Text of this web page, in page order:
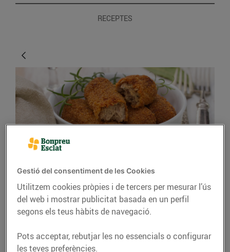
RECEPTES
CONSELLS I HÀBITS SALUDABLES
Idees per aprofitar les
sobres de Nadal
Gestió del consentiment de les Cookies
Utilitzem cookies pròpies i de tercers per mesurar l’ús
del web i mostrar publicitat basada en un perfil
segons els teus hàbits de navegació.
Pots acceptar, rebutjar les no essencials o configurar
les teves preferències.